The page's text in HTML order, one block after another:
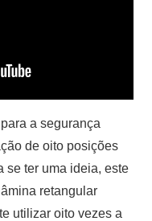
a segurança
de oito posições
se ter uma ideia, este
retangular
utilizar oito vezes a